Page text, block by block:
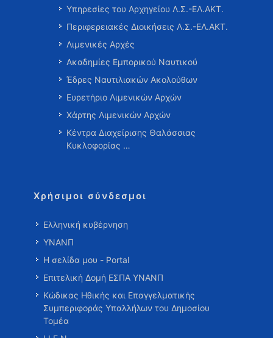
Υπηρεσίες του Αρχηγείου Λ.Σ.-ΕΛ.ΑΚΤ.
Περιφερειακές Διοικήσεις Λ.Σ.-ΕΛ.ΑΚΤ.
Λιμενικές Αρχές
Ακαδημίες Εμπορικού Ναυτικού
Έδρες Ναυτιλιακών Ακολούθων
Ευρετήριο Λιμενικών Αρχών
Χάρτης Λιμενικών Αρχών
Κέντρα Διαχείρισης Θαλάσσιας
Κυκλοφορίας …
Χρήσιμοι σύνδεσμοι
Ελληνική κυβέρνηση
ΥΝΑΝΠ
Η σελίδα μου - Portal
Επιτελική Δομή ΕΣΠΑ ΥΝΑΝΠ
Κώδικας Ηθικής και Επαγγελματικής
Συμπεριφοράς Υπαλλήλων του Δημοσίου
Τομέα